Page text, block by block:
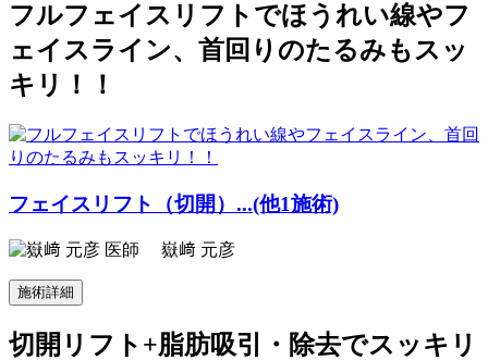
フルフェイスリフトでほうれい線やフ
ェイスライン、首回りのたるみもスッ
キリ！！
フェイスリフト（切開）...(他1施術)
嶽﨑 元彦
施術詳細
切開リフト+脂肪吸引・除去でスッキリ